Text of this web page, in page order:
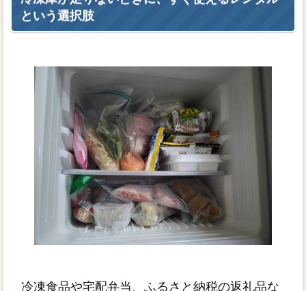
という選択肢
冷凍食品や宅配弁当、ふるさと納税の返礼品な